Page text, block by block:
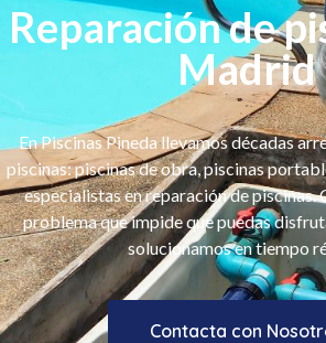
Reparación de
Madrid
En Piscinas Pineda llevamos décadas
piscinas: piscinas de obra, piscinas
especialistas en reparación de piscinas.
problema que impide que puedas
solucionamos en tiempo
Contacta con